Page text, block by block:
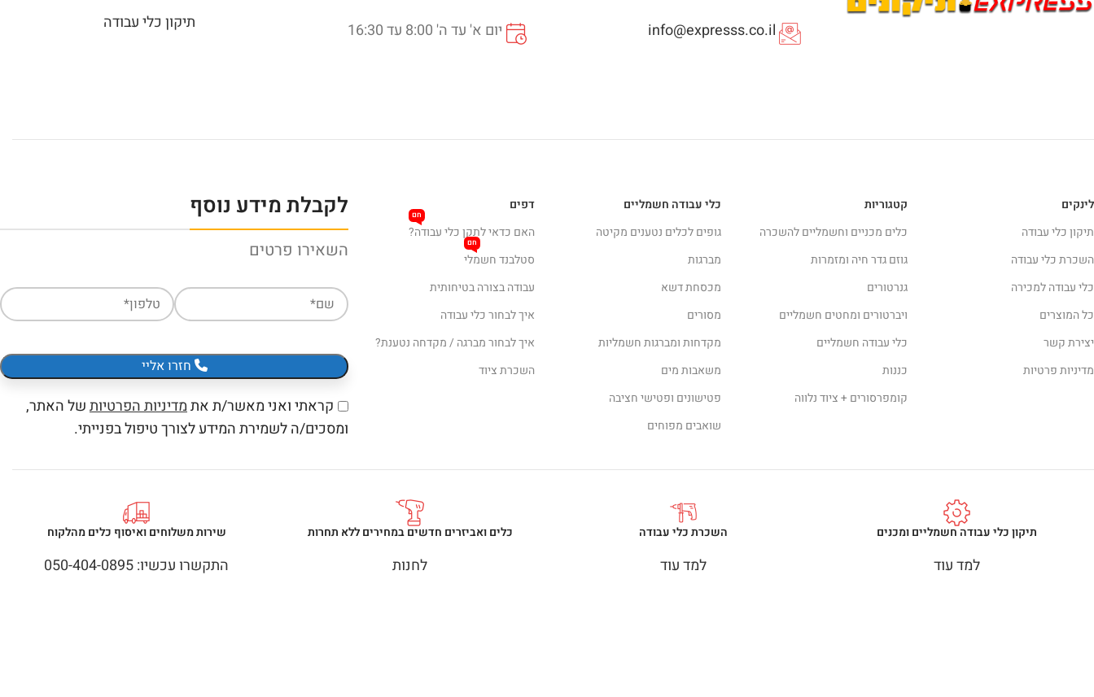
info@expresss.co.il יום א' עד ה' 8:00 עד 16:30 תיקון כלי עבודה
לקבלת מידע נוסף
השאירו פרטים
חזרו אליי
קראתי ואני מאשר/ת אתמדיניות הפרטיותשל האתר,
ומסכים/ה לשמירת המידע לצורך טיפול בפנייתי.
דפים
האם כדאי לתקן כלי עבודה?
חם
סטלבנד חשמלי
חם
עבודה בצורה בטיחותית
איך לבחור כלי עבודה
איך לבחור מברגה / מקדחה נטענת?
השכרת ציוד
כלי עבודה חשמליים
גופים לכלים נטענים מקיטה
מברגות
מכסחת דשא
מסורים
מקדחות ומברגות חשמליות
משאבות מים
פטישונים ופטישי חציבה
שואבים מפוחים
קטגוריות
כלים מכניים וחשמליים להשכרה
גוזם גדר חיה ומזמרות
גנרטורים
ויברטורים ומחטים חשמליים
כלי עבודה חשמליים
כננות
קומפרסורים + ציוד נלווה
לינקים
תיקון כלי עבודה
השכרת כלי עבודה
כלי עבודה למכירה
כל המוצרים
יצירת קשר
מדיניות פרטיות
שירות משלוחים ואיסוף כלים מהלקוח
התקשרו עכשיו: 050-404-0895
כלים ואביזרים חדשים במחירים ללא תחרות
לחנות
השכרת כלי עבודה
למד עוד
תיקון כלי עבודה חשמליים ומכנים
למד עוד